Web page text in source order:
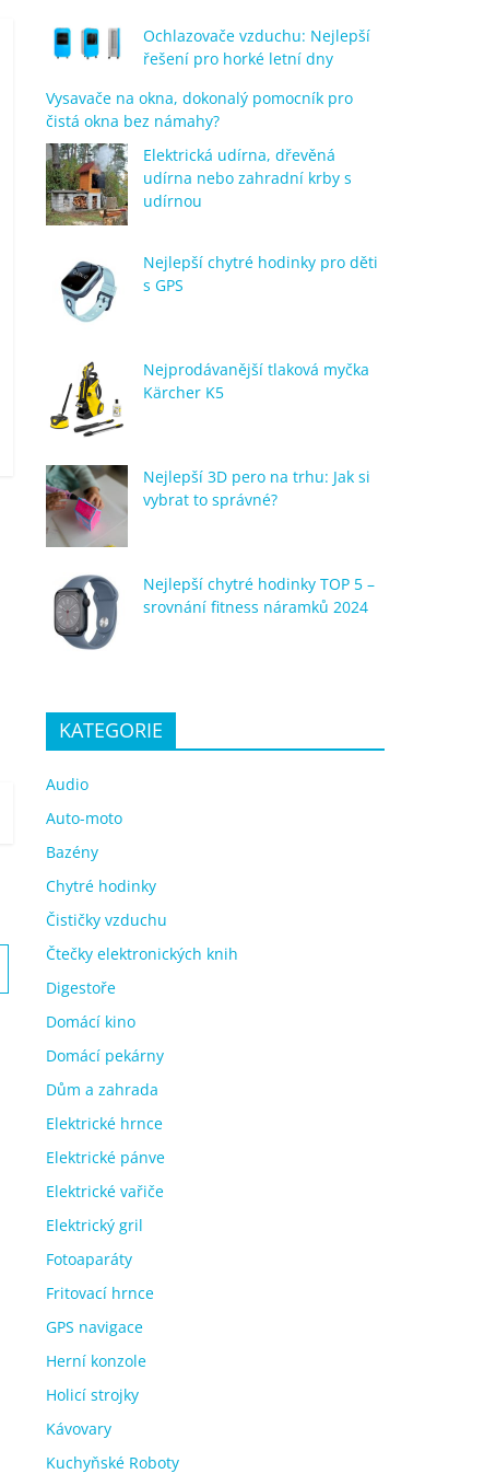
Ochlazovače vzduchu: Nejlepší
řešení pro horké letní dny
Vysavače na okna, dokonalý pomocník pro
čistá okna bez námahy?
Elektrická udírna, dřevěná
udírna nebo zahradní krby s
udírnou
Nejlepší chytré hodinky pro děti
s GPS
Nejprodávanější tlaková myčka
Kärcher K5
Nejlepší 3D pero na trhu: Jak si
vybrat to správné?
Nejlepší chytré hodinky TOP 5 –
srovnání fitness náramků 2024
KATEGORIE
Audio
Auto-moto
Bazény
Chytré hodinky
Čističky vzduchu
Čtečky elektronických knih
Digestoře
Domácí kino
Domácí pekárny
Dům a zahrada
Elektrické hrnce
Elektrické pánve
Elektrické vařiče
Elektrický gril
Fotoaparáty
Fritovací hrnce
GPS navigace
Herní konzole
Holicí strojky
Kávovary
Kuchyňské Roboty